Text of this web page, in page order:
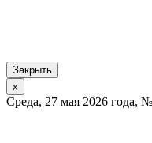
Закрыть
x
Среда, 27 мая 2026 года,